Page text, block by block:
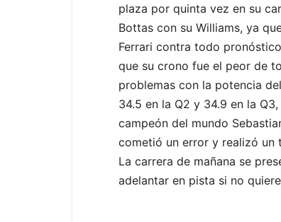
plaza por quinta vez en su
Bottas con su Williams, ya
Ferrari contra todo
que su crono fue el peor de
problemas con la potencia
34.5 en la Q2 y 34.9 en la
campeón del mundo
cometió un error y realizó un
La carrera de mañana se
adelantar en pista si no